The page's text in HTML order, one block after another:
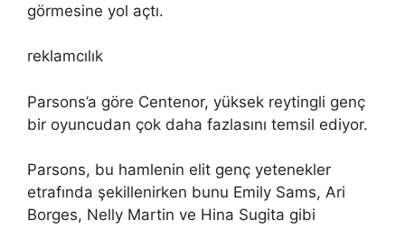
görmesine yol açtı.
reklamcılık
Parsons’a göre Centenor, yüksek reytingli genç
bir oyuncudan çok daha fazlasını temsil ediyor.
Parsons, bu hamlenin elit genç yetenekler
etrafında şekillenirken bunu Emily Sams, Ari
Borges, Nelly Martin ve Hina Sugita gibi